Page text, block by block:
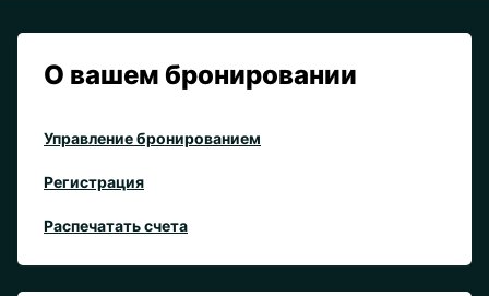
О вашем бронировании
Управление бронированием
Регистрация
Распечатать счета